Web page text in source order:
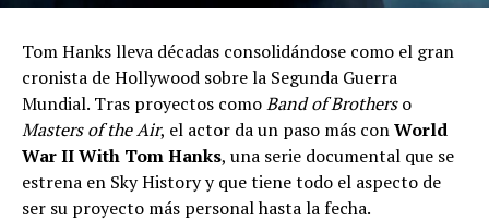
Tom Hanks lleva décadas consolidándose como el gran
cronista de Hollywood sobre la Segunda Guerra
Mundial. Tras proyectos comoBand of Brotherso
Masters of the Air, el actor da un paso más conWorld
War II With Tom Hanks, una serie documental que se
estrena en Sky History y que tiene todo el aspecto de
ser su proyecto más personal hasta la fecha.